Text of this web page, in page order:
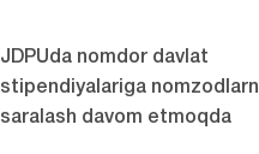
JDPUda nomdor davlat
stipendiyalariga nomzodlarni
saralash davom etmoqda